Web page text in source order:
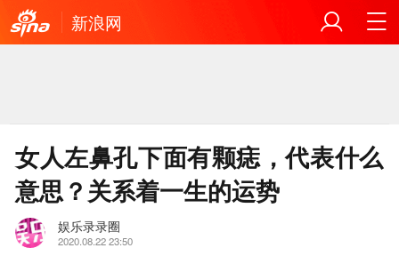
新浪网
女人左鼻孔下面有颗痣，代表什么
意思？关系着一生的运势
娱乐录录圈
2020.08.22 23:50